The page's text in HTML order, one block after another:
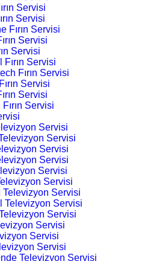
Servisi
Servisi
Fırın Servisi
Servisi
Servisi
Fırın Servisi
Fırın Servisi
Servisi
Servisi
Servisi
Servisi
Servisi
Servisi
Servisi
Servisi
Servisi
Televizyon Servisi
Televizyon Servisi
Servisi
Servisi
Servisi
Servisi
Televizyon Servisi